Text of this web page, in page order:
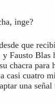
inge?
que
Fausto Blas
chacra para
casi cuatro
una